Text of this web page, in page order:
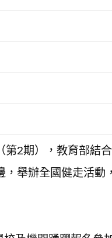
2期），教育部結
，舉辦全國健走活